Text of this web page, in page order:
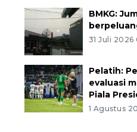
BMKG:
31 Juli 2026
Pelatih:
evaluasi
Piala
1 Agustus